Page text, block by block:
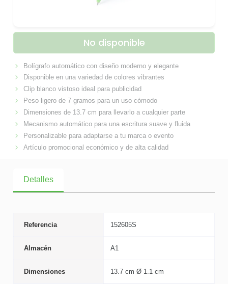
No disponible
Bolígrafo automático con diseño moderno y elegante
Disponible en una variedad de colores vibrantes
Clip blanco vistoso ideal para publicidad
Peso ligero de 7 gramos para un uso cómodo
Dimensiones de 13.7 cm para llevarlo a cualquier parte
Mecanismo automático para una escritura suave y fluida
Personalizable para adaptarse a tu marca o evento
Artículo promocional económico y de alta calidad
Detalles
Referencia 152605S
Almacén A1
Dimensiones 13.7 cm Ø 1.1 cm